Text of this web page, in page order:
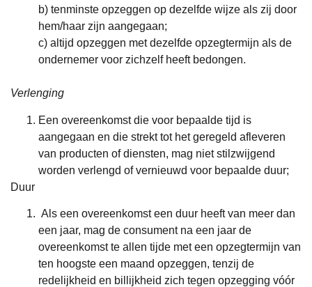
b) tenminste opzeggen op dezelfde wijze als zij door
hem/haar zijn aangegaan;
c) altijd opzeggen met dezelfde opzegtermijn als de
ondernemer voor zichzelf heeft bedongen.
Verlenging
Een overeenkomst die voor bepaalde tijd is
aangegaan en die strekt tot het geregeld afleveren
van producten of diensten, mag niet stilzwijgend
worden verlengd of vernieuwd voor bepaalde duur;
Duur
Als een overeenkomst een duur heeft van meer dan
een jaar, mag de consument na een jaar de
overeenkomst te allen tijde met een opzegtermijn van
ten hoogste een maand opzeggen, tenzij de
redelijkheid en billijkheid zich tegen opzegging vóór